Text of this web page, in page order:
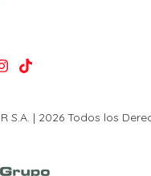
S.A. | 2026 Todos los